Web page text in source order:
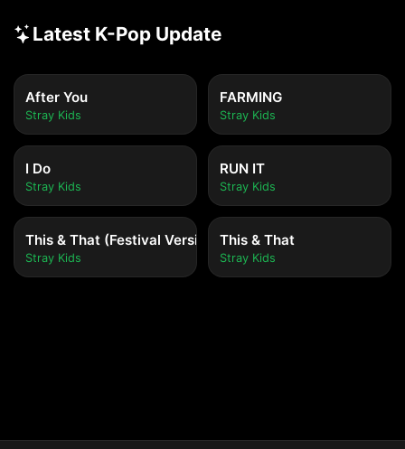
Latest K-Pop Update
After You
Stray Kids
FARMING
Stray Kids
I Do
Stray Kids
RUN IT
Stray Kids
This & That (Festival Version)
Stray Kids
This & That
Stray Kids